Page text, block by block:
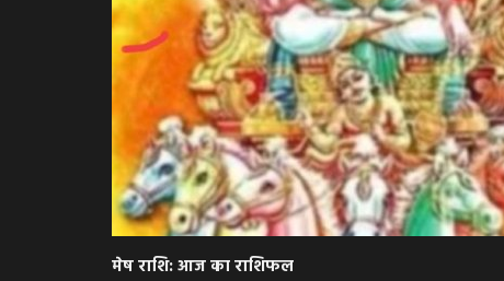
मेष राशि: आज का राशिफल